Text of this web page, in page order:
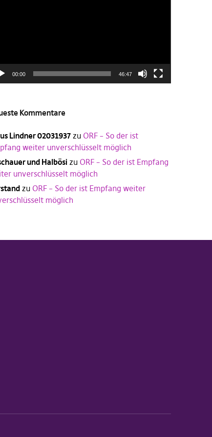
00:00 46:47
Kommentare
Lindner 02031937zu ORF – So der ist
weiter unverschlüsselt möglich
und Halbösi zu ORF – So der ist Empfang
unverschlüsselt möglich
zu ORF – So der ist Empfang weiter
möglich